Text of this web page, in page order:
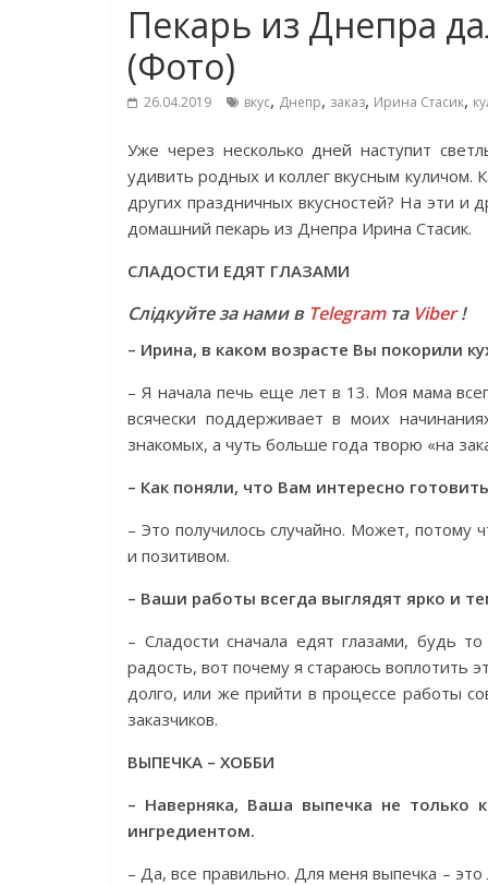
Пекарь из Днепра
(Фото)
26.04.2019 вкус, Днепр, заказ, Ирина Стасик,
Уже через несколько дней наступит
удивить родных и коллег вкусным куличом.
других праздничных вкусностей? На эти и
домашний пекарь из Днепра Ирина Стасик.
СЛАДОСТИ ЕДЯТ ГЛАЗАМИ
Слідкуйте за нами в Telegramта Viber!
– Ирина, в каком возрасте Вы покорили
– Я начала печь еще лет в 13. Моя мама
всячески поддерживает в моих
знакомых, а чуть больше года творю «на
– Как поняли, что Вам интересно
– Это получилось случайно. Может, потому
и позитивом.
– Ваши работы всегда выглядят ярко и
– Сладости сначала едят глазами, будь
радость, вот почему я стараюсь воплотить
долго, или же прийти в процессе работы
заказчиков.
ВЫПЕЧКА – ХОББИ
– Наверняка, Ваша выпечка не только
ингредиентом.
– Да, все правильно. Для меня выпечка –